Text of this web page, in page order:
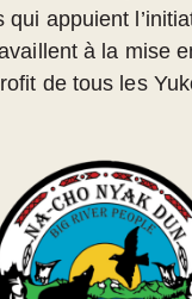
qui appuient
à la mise
de tous les